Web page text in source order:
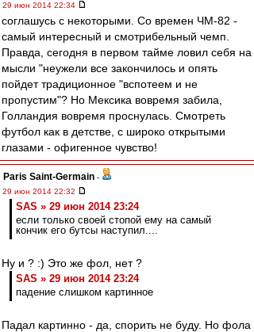
29 июн 2014 22:34
соглашусь с некоторыми. Со времен ЧМ-82 -
самый интересный и смотрибельный чемп.
Правда, сегодня в первом тайме ловил себя на
мысли "неужели все закончилось и опять
пойдет традиционное "вспотеем и не
пропустим"? Но Мексика вовремя забила,
Голландия вовремя проснулась. Смотреть
футбол как в детстве, с широко открытыми
глазами - офигенное чувство!
Paris Saint-Germain -
29 июн 2014 22:32
SAS » 29 июн 2014 23:24
если только своей стопой ему на самый
кончик его бутсы наступил....
Ну и ? :) Это же фол, нет ?
SAS » 29 июн 2014 23:24
падение слишком картинное
Падал картинно - да, спорить не буду. Но фола